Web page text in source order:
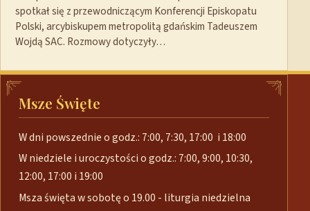
spotkał się z przewodniczącym Konferencji Episkopatu
Polski, arcybiskupem metropolitą gdańskim Tadeuszem
Wojdą SAC. Rozmowy dotyczyły…
Msze Święte
W dni powszednie o godz.: 7:00, 7:30, 17:00 i 18:00
W niedziele i uroczystości o godz.: 7:00, 9:00, 10:30,
12:00, 17:00 i 19:00
Msza święta w sobotę o 19.00 - liturgia niedzielna